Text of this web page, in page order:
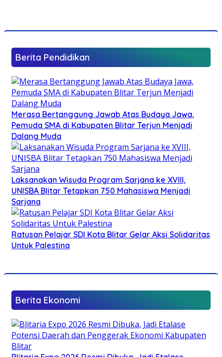
Berita Pendidikan
Merasa Bertanggung Jawab Atas Budaya Jawa,
Pemuda SMA di Kabupaten Blitar Terjun Menjadi
Dalang Muda
Laksanakan Wisuda Program Sarjana ke XVIII,
UNISBA Blitar Tetapkan 750 Mahasiswa Menjadi
Sarjana
Ratusan Pelajar SDI Kota Blitar Gelar Aksi Solidaritas
Untuk Palestina
Berita Ekonomi